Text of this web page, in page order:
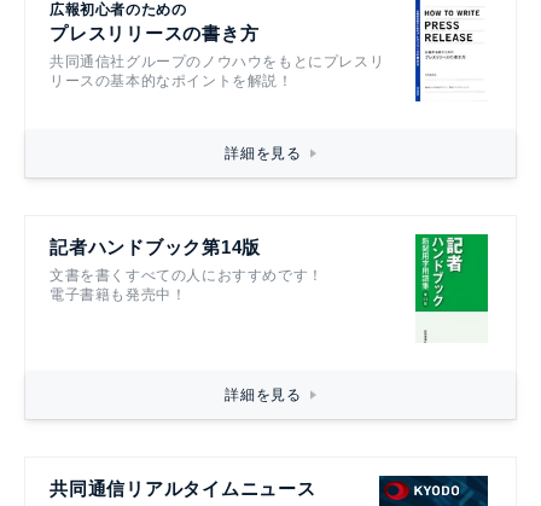
広報初心者のための
プレスリリースの書き方
共同通信社グループのノウハウをもとにプレスリ
リースの基本的なポイントを解説！
詳細を見る
記者ハンドブック第14版
文書を書くすべての人におすすめです！
電子書籍も発売中！
詳細を見る
共同通信リアルタイムニュース